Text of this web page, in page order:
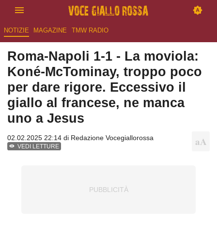
NOTIZIE MAGAZINE TMW RADIO
Roma-Napoli 1-1 - La moviola:
Koné-McTominay, troppo poco
per dare rigore. Eccessivo il
giallo al francese, ne manca
uno a Jesus
02.02.2025 22:14 di Redazione Vocegiallorossa
VEDI LETTURE